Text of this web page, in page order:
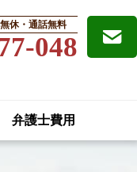
休・通話無料
048
弁護士費用